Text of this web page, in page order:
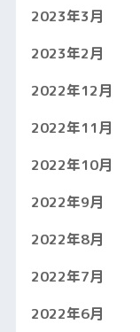
2023年3月
2023年2月
2022年12月
2022年11月
2022年10月
2022年9月
2022年8月
2022年7月
2022年6月